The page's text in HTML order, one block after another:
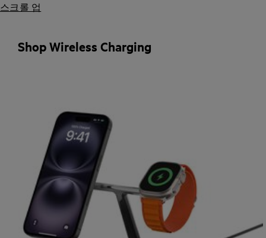
스크롤 업
Shop Wireless Charging